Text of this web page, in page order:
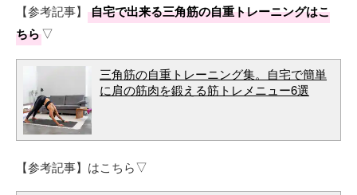
【参考記事】
自宅で出来る三角筋の自重トレーニングはこ
ちら▽
三角筋の自重トレーニング集。自宅で簡単
に肩の筋肉を鍛える筋トレメニュー6選
【参考記事】はこちら▽